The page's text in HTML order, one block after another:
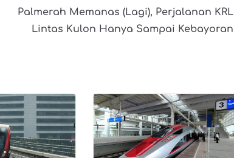
Palmerah Memanas (Lagi), Perjalanan KRL
Lintas Kulon Hanya Sampai Kebayoran